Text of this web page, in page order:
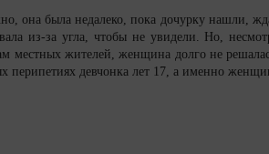
она была недалеко, пока дочурку нашли,
из-за угла, чтобы не увидели. Но,
местных жителей, женщина долго не
перипетиях девчонка лет 17, а именно